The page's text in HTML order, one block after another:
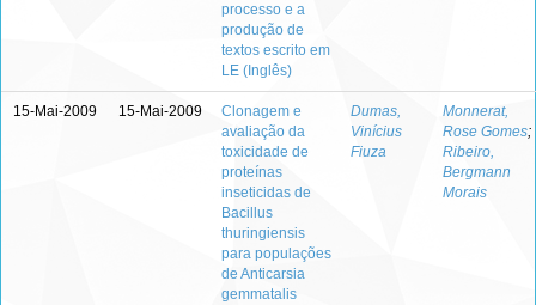
processo e a
produção de
textos escrito em
LE (Inglês)
15-Mai-2009 15-Mai-2009
Clonagem e
avaliação da
toxicidade de
proteínas
inseticidas de
Bacillus
thuringiensis
para populações
de Anticarsia
gemmatalis
Dumas,
Vinícius
Fiuza
Monnerat,
Rose Gomes;
Ribeiro,
Bergmann
Morais